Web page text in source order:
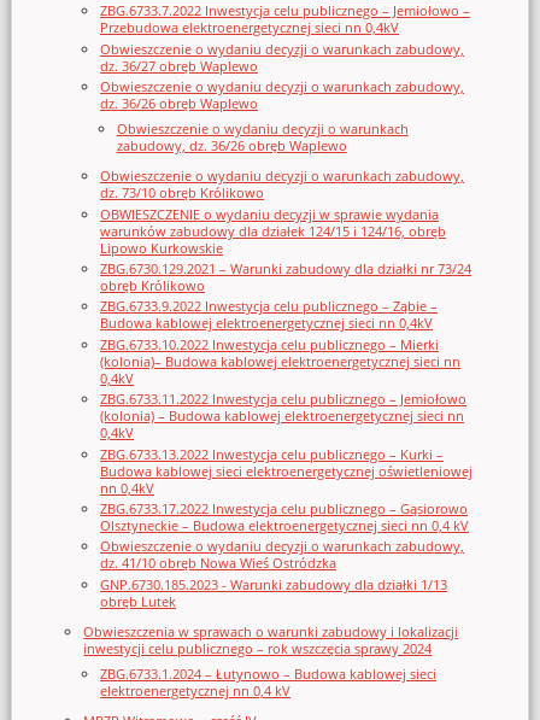
ZBG.6733.7.2022 Inwestycja celu publicznego – Jemiołowo –
Przebudowa elektroenergetycznej sieci nn 0,4kV
Obwieszczenie o wydaniu decyzji o warunkach zabudowy,
dz. 36/27 obręb Waplewo
Obwieszczenie o wydaniu decyzji o warunkach zabudowy,
dz. 36/26 obręb Waplewo
Obwieszczenie o wydaniu decyzji o warunkach
zabudowy, dz. 36/26 obręb Waplewo
Obwieszczenie o wydaniu decyzji o warunkach zabudowy,
dz. 73/10 obręb Królikowo
OBWIESZCZENIE o wydaniu decyzji w sprawie wydania
warunków zabudowy dla działek 124/15 i 124/16, obręb
Lipowo Kurkowskie
ZBG.6730.129.2021 – Warunki zabudowy dla działki nr 73/24
obręb Królikowo
ZBG.6733.9.2022 Inwestycja celu publicznego – Ząbie –
Budowa kablowej elektroenergetycznej sieci nn 0,4kV
ZBG.6733.10.2022 Inwestycja celu publicznego – Mierki
(kolonia)– Budowa kablowej elektroenergetycznej sieci nn
0,4kV
ZBG.6733.11.2022 Inwestycja celu publicznego – Jemiołowo
(kolonia) – Budowa kablowej elektroenergetycznej sieci nn
0,4kV
ZBG.6733.13.2022 Inwestycja celu publicznego – Kurki –
Budowa kablowej sieci elektroenergetycznej oświetleniowej
nn 0,4kV
ZBG.6733.17.2022 Inwestycja celu publicznego – Gąsiorowo
Olsztyneckie – Budowa elektroenergetycznej sieci nn 0,4 kV
Obwieszczenie o wydaniu decyzji o warunkach zabudowy,
dz. 41/10 obręb Nowa Wieś Ostródzka
GNP.6730.185.2023 - Warunki zabudowy dla działki 1/13
obręb Lutek
Obwieszczenia w sprawach o warunki zabudowy i lokalizacji
inwestycji celu publicznego – rok wszczęcia sprawy 2024
ZBG.6733.1.2024 – Łutynowo – Budowa kablowej sieci
elektroenergetycznej nn 0,4 kV